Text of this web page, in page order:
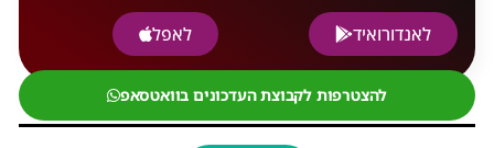
לאנדורואיד
לאפל
להצטרפות לקבוצת העדכונים בוואטסאפ